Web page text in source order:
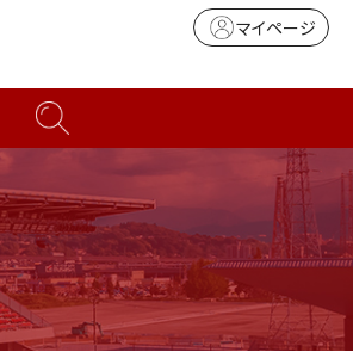
マイページ